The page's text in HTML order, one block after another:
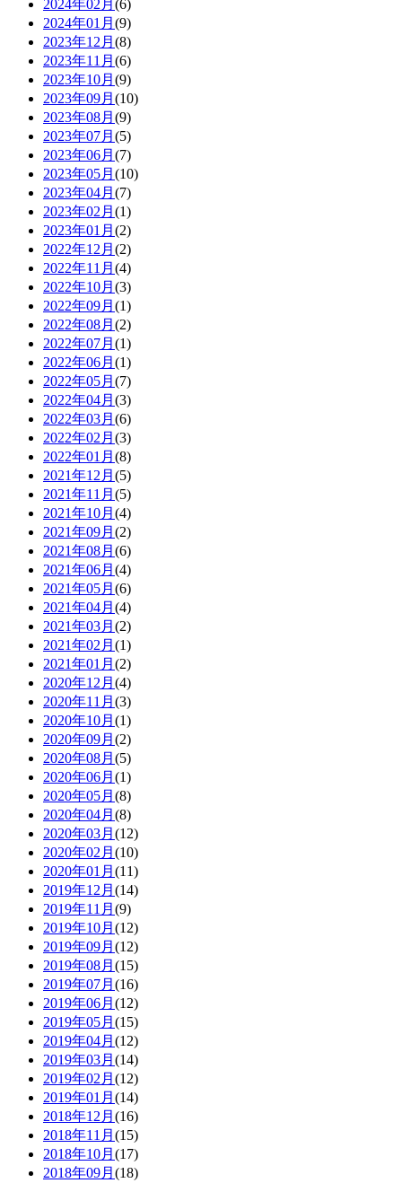
2024年02月 (6)
2024年01月 (9)
2023年12月 (8)
2023年11月 (6)
2023年10月 (9)
2023年09月 (10)
2023年08月 (9)
2023年07月 (5)
2023年06月 (7)
2023年05月 (10)
2023年04月 (7)
2023年02月 (1)
2023年01月 (2)
2022年12月 (2)
2022年11月 (4)
2022年10月 (3)
2022年09月 (1)
2022年08月 (2)
2022年07月 (1)
2022年06月 (1)
2022年05月 (7)
2022年04月 (3)
2022年03月 (6)
2022年02月 (3)
2022年01月 (8)
2021年12月 (5)
2021年11月 (5)
2021年10月 (4)
2021年09月 (2)
2021年08月 (6)
2021年06月 (4)
2021年05月 (6)
2021年04月 (4)
2021年03月 (2)
2021年02月 (1)
2021年01月 (2)
2020年12月 (4)
2020年11月 (3)
2020年10月 (1)
2020年09月 (2)
2020年08月 (5)
2020年06月 (1)
2020年05月 (8)
2020年04月 (8)
2020年03月 (12)
2020年02月 (10)
2020年01月 (11)
2019年12月 (14)
2019年11月 (9)
2019年10月 (12)
2019年09月 (12)
2019年08月 (15)
2019年07月 (16)
2019年06月 (12)
2019年05月 (15)
2019年04月 (12)
2019年03月 (14)
2019年02月 (12)
2019年01月 (14)
2018年12月 (16)
2018年11月 (15)
2018年10月 (17)
2018年09月 (18)